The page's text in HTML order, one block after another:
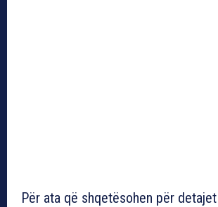
Për ata që shqetësohen për